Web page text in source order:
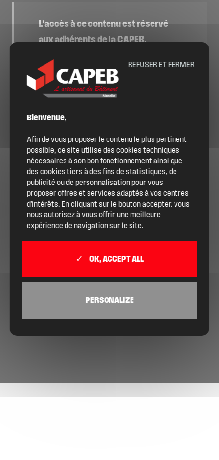
L'accès à ce contenu est réservé
aux adhérents de la CAPEB.
souhaitez le devenir ?
ME CONNECTER
Bienvenue,
Afin de vous proposer le contenu le plus pertinent
possible, ce site utilise des cookies techniques
nécessaires à son bon fonctionnement ainsi que
des cookies tiers à des fins de statistiques, de
publicité ou de personnalisation pour vous
proposer offres et services adaptés à vos centres
d'intérêts. En cliquant sur le bouton accepter, vous
nous autorisez à vous offrir une meilleure
expérience de navigation sur le site.
OK, ACCEPT ALL
REFUSER ET FERMER
PERSONALIZE